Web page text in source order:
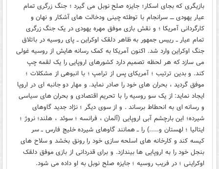
بازیگری که بجای اسکار؛ جایزه صلح نوبل می گیرد ؛ جنگ زرگری تمام
عیار یهودی ــــ سرانجام با توطئه چینی ودخالت های آشکار و نهان و
کارگردانی آمریکا ؛ و نقش بازی موفق مهره یهودی در یک جنگ زرگری
تمام عیار ــ رییس جمهور به ظاهر دلقک اوکراین ــ پای روسیه در باتلاق
جنگ اوکراین وارد شد. اکنون آمریکا به کمک رسانه هایش از روسیه غولی
می سازد که هر لحظه تصمیم دارد کشورهای اروپایی را یک لقمه چپ
کند. و بدین ترتیب ؛ آمریکای پس از ترامپ ؛ با انبوهی از مشکلات ؛
موفق گردید ، بحران های خود را صادر نماید. و مهار دو جانبه ای در اروپا
ایجاد نماید: از یک سو روسیه را با تحریم اقتصادی و بحران های سیاسی
و رسانه ای به انحطاط برساند . و از سوی دیگر ؛ نژاد جدید گاوهای
شیرده؛ این بارچشم آبی اروپایی (آلمان ، فرانسه ؛ سوئد ، هلند؛ نروژ ؛
ایتالیا ؛ لهستان و.....) را ــ همانند گاوهای شیرده خلیج فارس ــ سر
کیسه کند و کارخانه های اسلحه سازی خود را رونق بخشد و سلاح های
بنجل خود را به اروپایی ها بیندازد. و برای قدردانی از بازی موفق دلقک
اوکراینی ؛ در فریب روسیه ؛ جایزه صلح نوبل به او داده می شود.